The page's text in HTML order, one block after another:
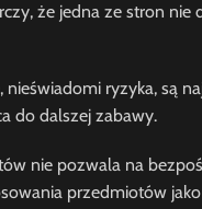
że jedna ze stron
nieświadomi ryzyka, są
do dalszej zabawy.
nie pozwala na
przedmiotów